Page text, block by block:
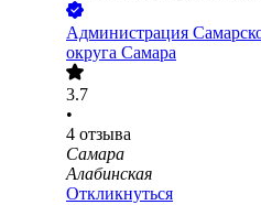
Администрация
округа Самара
3.7
•
4 отзыва
Самара
Алабинская
Откликнуться